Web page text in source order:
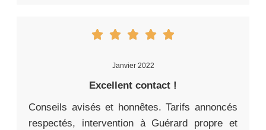
Janvier 2022
Excellent contact !
Conseils avisés et honnêtes. Tarifs annoncés
respectés, intervention à Guérard propre et